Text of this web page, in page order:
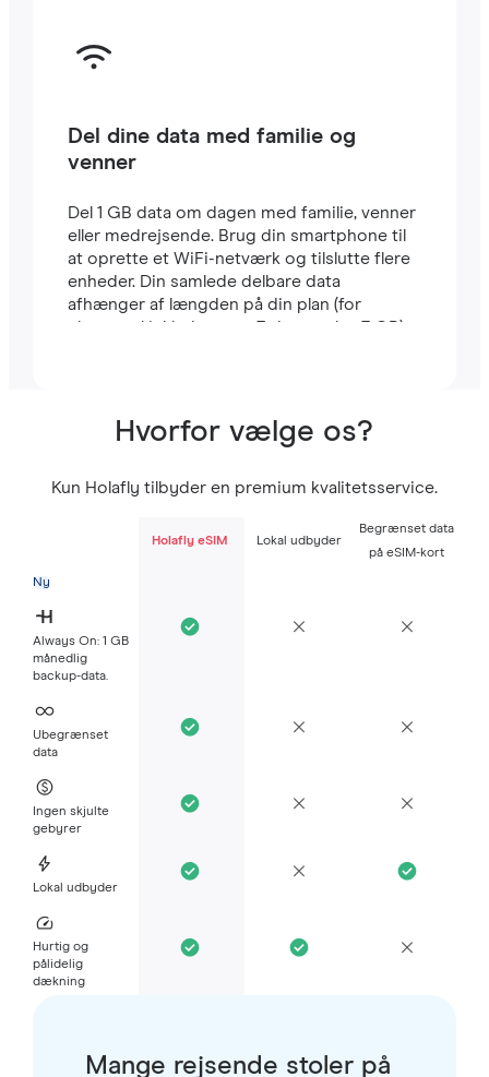
Del dine data med familie og
venner
Del 1 GB data om dagen med familie, venner
eller medrejsende. Brug din smartphone til
at oprette et WiFi-netværk og tilslutte flere
enheder. Din samlede delbare data
afhænger af længden på din plan (for
eksempel inkluderer en 7-dages plan 7 GB).
Hvorfor vælge os?
Kun Holafly tilbyder en premium kvalitetsservice.
Holafly eSIM Lokal udbyder
Begrænset data
på eSIM-kort
Ny
Always On: 1 GB
månedlig
backup-data.
Ubegrænset
data
Ingen skjulte
gebyrer
Lokal udbyder
Hurtig og
pålidelig
dækning
Mange rejsende stoler på